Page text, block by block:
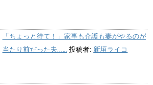
「ちょっと待て！」家事も介護も妻がやるのが
当たり前だった夫…... 投稿者: 新垣ライコ